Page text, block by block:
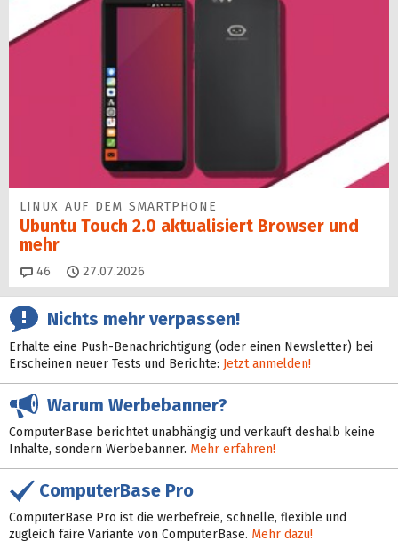
LINUX AUF DEM SMARTPHONE
Ubuntu Touch 2.0 aktualisiert Browser und
mehr
46 Kommentare
27.07.2026
Nichts mehr verpassen!
Erhalte eine Push-Benachrichtigung (oder einen Newsletter) bei
Erscheinen neuer Tests und Berichte: Jetzt anmelden!
Warum Werbebanner?
ComputerBase berichtet unabhängig und verkauft deshalb keine
Inhalte, sondern Werbebanner. Mehr erfahren!
ComputerBase Pro
ComputerBase Pro ist die werbefreie, schnelle, flexible und
zugleich faire Variante von ComputerBase. Mehr dazu!